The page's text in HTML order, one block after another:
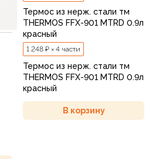
Термос из нерж. стали тм
THERMOS FFX-901 MTRD 0.9л
красный
1 248 ₽ × 4 части
Термос из нерж. стали тм
THERMOS FFX-901 MTRD 0.9л
красный
В корзину